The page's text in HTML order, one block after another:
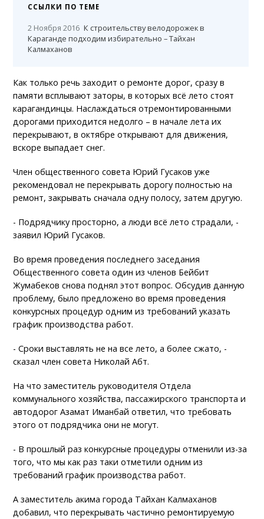
ССЫЛКИ ПО ТЕМЕ
2 Ноября 2016 К строительству велодорожек в
Караганде подходим избирательно – Тайхан
Калмаханов
Как только речь заходит о ремонте дорог, сразу в
памяти всплывают заторы, в которых всё лето стоят
карагандинцы. Наслаждаться отремонтированными
дорогами приходится недолго – в начале лета их
перекрывают, в октябре открывают для движения,
вскоре выпадает снег.
Член общественного совета Юрий Гусаков уже
рекомендовал не перекрывать дорогу полностью на
ремонт, закрывать сначала одну полосу, затем другую.
- Подрядчику просторно, а люди всё лето страдали, -
заявил Юрий Гусаков.
Во время проведения последнего заседания
Общественного совета один из членов Бейбит
Жумабеков снова поднял этот вопрос. Обсудив данную
проблему, было предложено во время проведения
конкурсных процедур одним из требований указать
график производства работ.
- Сроки выставлять не на все лето, а более сжато, -
сказал член совета Николай Абт.
На что заместитель руководителя Отдела
коммунального хозяйства, пассажирского транспорта и
автодорог Азамат Иманбай ответил, что требовать
этого от подрядчика они не могут.
- В прошлый раз конкурсные процедуры отменили из-за
того, что мы как раз таки отметили одним из
требований график производства работ.
А заместитель акима города Тайхан Калмаханов
добавил, что перекрывать частично ремонтируемую